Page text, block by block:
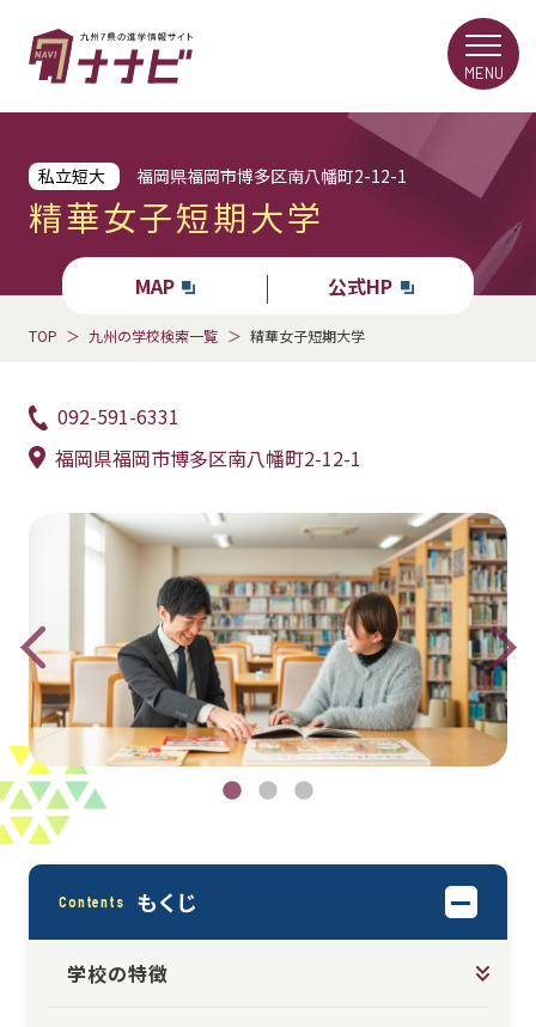
私立短大 福岡県福岡市博多区南八幡町2-12-1
精華女子短期大学
MAP 公式HP
TOP 九州の学校検索一覧 精華女子短期大学
092-591-6331
福岡県福岡市博多区南八幡町2-12-1
Contents もくじ
学校の特徴
MENU